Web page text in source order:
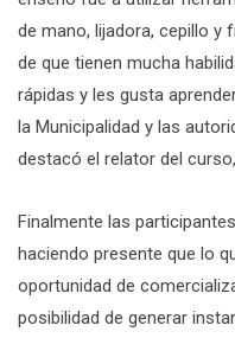
de mano, lijadora, cepillo y
de que tienen mucha
rápidas y les gusta
la Municipalidad y las
destacó el relator del
Finalmente las
haciendo presente que lo
oportunidad de
posibilidad de generar